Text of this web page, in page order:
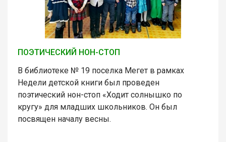
ПОЭТИЧЕСКИЙ НОН-СТОП
В библиотеке № 19 поселка Мегет в рамках
Недели детской книги был проведен
поэтический нон-стоп «Ходит солнышко по
кругу» для младших школьников. Он был
посвящен началу весны.